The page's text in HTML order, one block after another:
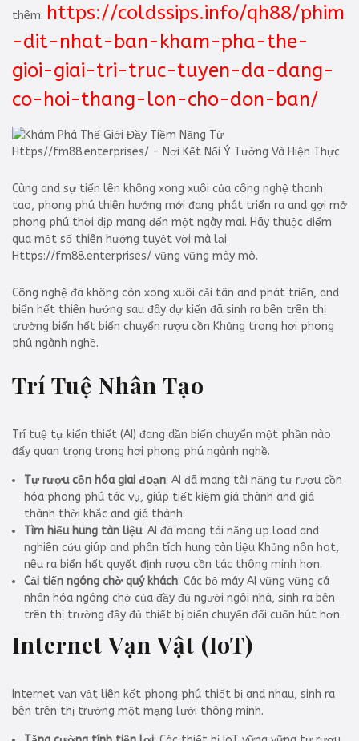
thêm: https://coldssips.info/qh88/phim
-dit-nhat-ban-kham-pha-the-
gioi-giai-tri-truc-tuyen-da-dang-
co-hoi-thang-lon-cho-don-ban/
Cùng and sự tiến lên không xong xuôi của công nghệ thanh
tao, phong phú thiên hướng mới đang phát triển ra and gợi mở
phong phú thời dịp mang đến một ngày mai. Hãy thuộc điểm
qua một số thiên hướng tuyệt vời mà lại
Https://fm88.enterprises/ vững vững mày mò.
Công nghệ đã không còn xong xuôi cải tân and phát triển, and
biển hết thiên hướng sau đây dự kiến đã sinh ra bên trên thị
trường biển hết biến chuyển rượu cồn Khủng trong hơi phong
phú ngành nghề.
Trí Tuệ Nhân Tạo
Trí tuệ tự kiến thiết (AI) đang dần biến chuyển một phần nào
đấy quan trọng trong hơi phong phú ngành nghề.
Tự rượu cồn hóa giai đoạn: AI đã mang tài năng tự rượu cồn
hóa phong phú tác vụ, giúp tiết kiệm giá thành and giá
thành thời khắc and giá thành.
Tìm hiểu hung tàn liệu: AI đã mang tài năng up load and
nghiên cứu giúp and phân tích hung tàn liệu Khủng nôn hot,
nêu ra biển hết quyết định rượu cồn tác thông minh hơn.
Cải tiến ngóng chờ quý khách: Các bộ máy AI vững vững cá
nhân hóa ngóng chờ của đầy đủ người ngôi nhà, sinh ra bên
trên thị trường đầy đủ thiết bị biến chuyển đổi cuốn hút hơn.
Internet Vạn Vật (IoT)
Internet vạn vật liên kết phong phú thiết bị and nhau, sinh ra
bên trên thị trường một mạng lưới thông minh.